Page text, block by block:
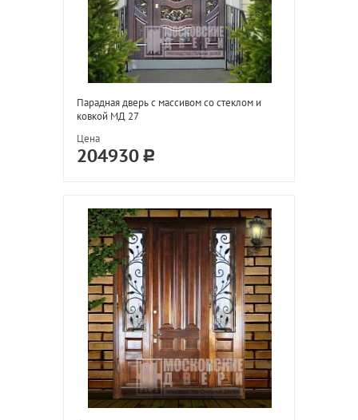
Парадная дверь с массивом со стеклом и
ковкой МД 27
Цена
204930